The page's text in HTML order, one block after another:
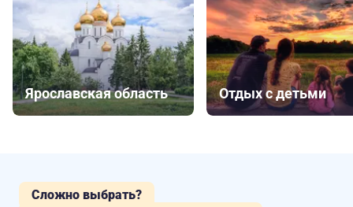
Ярославская область Отдых с детьми
Сложно выбрать?